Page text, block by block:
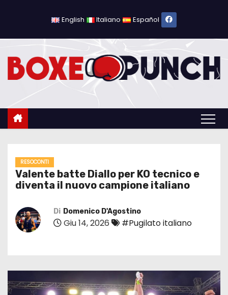
c
English Italiano Español
RESOCONTI
Valente batte Diallo per KO tecnico e
diventa il nuovo campione italiano
Di Domenico D'Agostino
Giu 14, 2026 #Pugilato italiano